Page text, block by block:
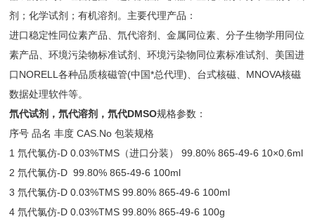
剂；化学试剂；有机溶剂。主要代理产品：
进口稳定性同位素产品、氘代溶剂、金属同位素、分子生物学用同位
素产品、环境污染物标准试剂、环境污染物同位素标准试剂、美国进
口NORELL各种品质核磁管(中国*总代理)、台式核磁、MNOVA核磁
数据处理软件等。
氘代试剂，氘代溶剂，氘代DMSO规格参数：
序号 品名 丰度 CAS.No 包装规格
1 氘代氯仿-D 0.03%TMS（进口分装） 99.80% 865-49-6 10×0.6ml
2 氘代氯仿-D 99.80% 865-49-6 100ml
3 氘代氯仿-D 0.03%TMS 99.80% 865-49-6 100ml
4 氘代氯仿-D 0.03%TMS 99.80% 865-49-6 100g